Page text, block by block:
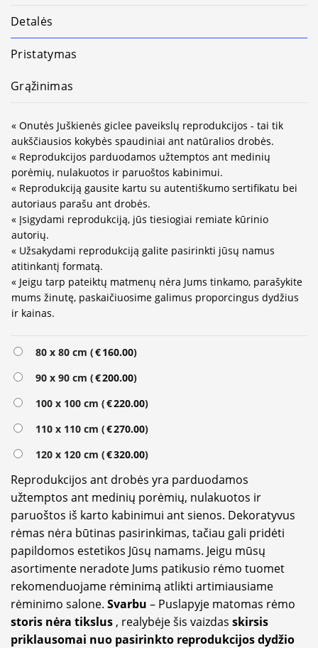
Detalės
Pristatymas
Grąžinimas
« Onutės Juškienės giclee paveikslų reprodukcijos - tai tik
aukščiausios kokybės spaudiniai ant natūralios drobės.
« Reprodukcijos parduodamos užtemptos ant medinių
porėmių, nulakuotos ir paruoštos kabinimui.
« Reprodukciją gausite kartu su autentiškumo sertifikatu bei
autoriaus parašu ant drobės.
« Įsigydami reprodukciją, jūs tiesiogiai remiate kūrinio
autorių.
« Užsakydami reprodukciją galite pasirinkti jūsų namus
atitinkantį formatą.
« Jeigu tarp pateiktų matmenų nėra Jums tinkamo, parašykite
mums žinutę, paskaičiuosime galimus proporcingus dydžius
ir kainas.
80 x 80 cm (€160.00)
90 x 90 cm (€200.00)
100 x 100 cm (€220.00)
110 x 110 cm (€270.00)
120 x 120 cm (€320.00)
Reprodukcijos ant drobės yra parduodamos
užtemptos ant medinių porėmių, nulakuotos ir
paruoštos iš karto kabinimui ant sienos. Dekoratyvus
rėmas nėra būtinas pasirinkimas, tačiau gali pridėti
papildomos estetikos Jūsų namams. Jeigu mūsų
asortimente neradote Jums patikusio rėmo tuomet
rekomenduojame rėminimą atlikti artimiausiame
rėminimo salone. Svarbu – Puslapyje matomas rėmo
storis nėra tikslus , realybėje šis vaizdas skirsis
priklausomai nuo pasirinkto reprodukcijos dydžio
Alternative: